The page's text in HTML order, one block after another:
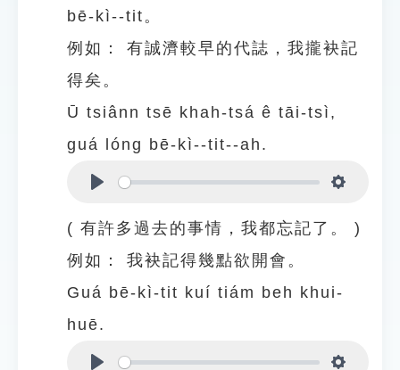
bē-kì--tit。
例如：
有誠濟較早的代誌，我攏袂記
得矣。
Ū tsiânn tsē khah-tsá ê tāi-tsì,
guá lóng bē-kì--tit--ah.
( 有許多過去的事情，我都忘記了。 )
例如：
我袂記得幾點欲開會。
Guá bē-kì-tit kuí tiám beh khui-
huē.